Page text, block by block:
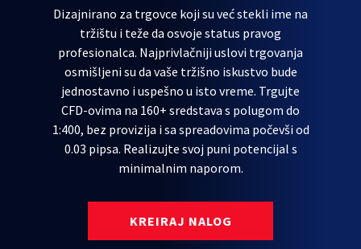
Dizajnirano za trgovce koji su već stekli ime na
tržištu i teže da osvoje status pravog
profesionalca. Najprivlačniji uslovi trgovanja
osmišljeni su da vaše tržišno iskustvo bude
jednostavno i uspešno u isto vreme. Trgujte
CFD-ovima na 160+ sredstava s polugom do
1:400, bez provizija i sa spreadovima počevši od
0.03 pipsa. Realizujte svoj puni potencijal s
minimalnim naporom.
KREIRAJ NALOG